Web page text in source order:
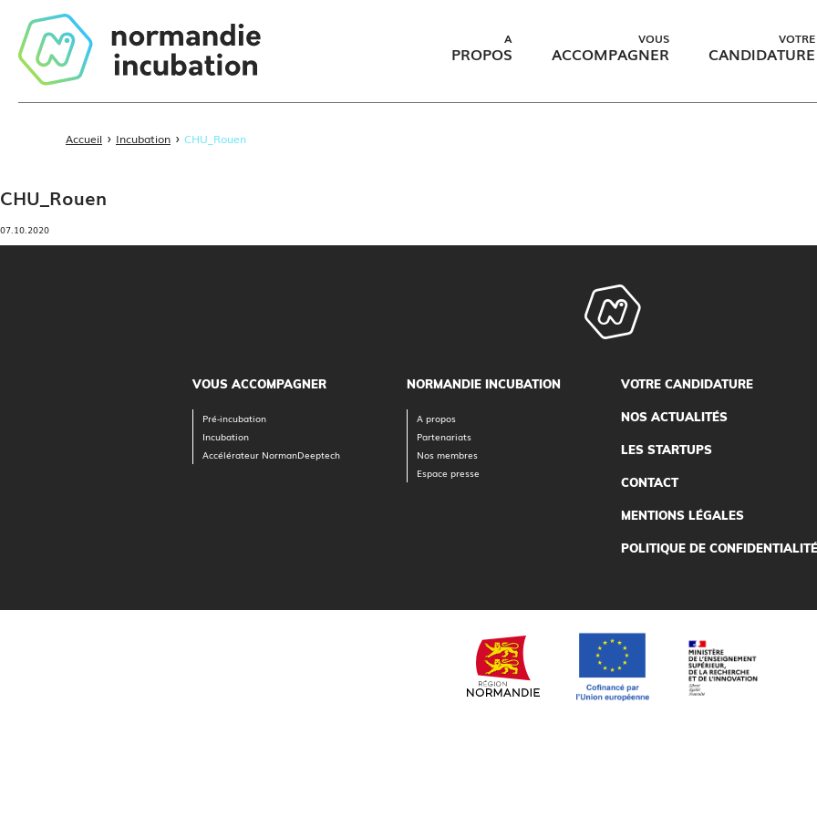
A
PROPOS
VOUS
ACCOMPAGNER
VOTRE
CANDIDATURE
Accueil › Incubation › CHU_Rouen
CHU_Rouen
07.10.2020
VOUS ACCOMPAGNER
Pré-incubation
Incubation
Accélérateur NormanDeeptech
NORMANDIE INCUBATION
A propos
Partenariats
Nos membres
Espace presse
VOTRE CANDIDATURE
NOS ACTUALITÉS
LES STARTUPS
CONTACT
MENTIONS LÉGALES
POLITIQUE DE